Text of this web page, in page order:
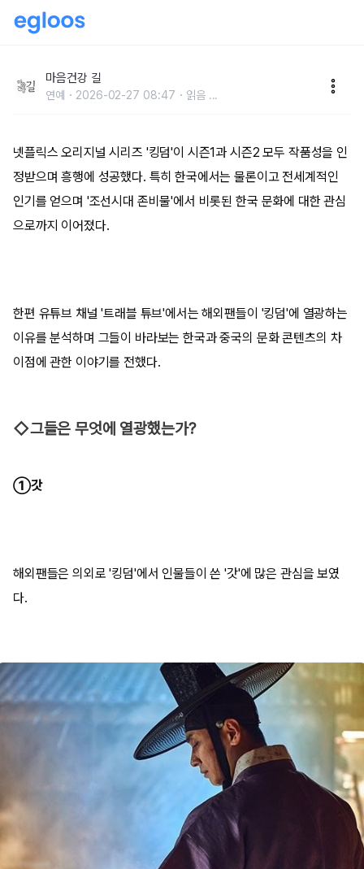
마음건강 길
연예 2026-02-27 08:47 읽음 ...
넷플릭스 오리지널 시리즈 '킹덤'이 시즌1과 시즌2 모두 작품성을 인
정받으며 흥행에 성공했다. 특히 한국에서는 물론이고 전세계적인
인기를 얻으며 '조선시대 존비물'에서 비롯된 한국 문화에 대한 관심
으로까지 이어졌다.
한편 유튜브 채널 '트래블 튜브'에서는 해외팬들이 '킹덤'에 열광하는
이유를 분석하며 그들이 바라보는 한국과 중국의 문화 콘텐츠의 차
이점에 관한 이야기를 전했다.
◇그들은 무엇에 열광했는가?
①갓
해외팬들은 의외로 '킹덤'에서 인물들이 쓴 '갓'에 많은 관심을 보였
다.